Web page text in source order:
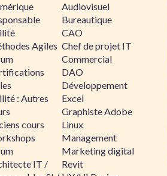
Agiles
: Autres
cours
IT /
Audiovisuel
Bureautique
CAO
Chef de projet IT
Commercial
DAO
Développement
Excel
Graphiste Adobe
Linux
Management
Marketing digital
Revit